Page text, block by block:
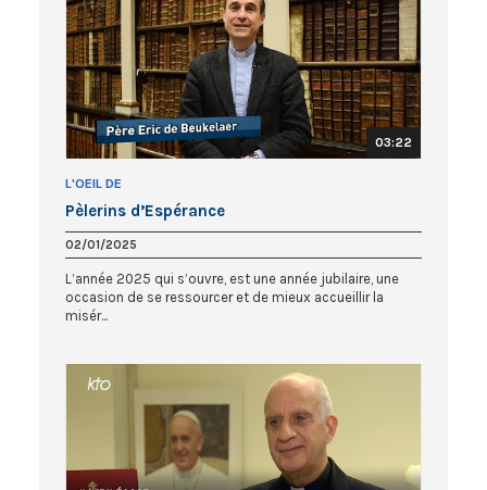
03:22
L'OEIL DE
Pèlerins d’Espérance
02/01/2025
L’année 2025 qui s’ouvre, est une année jubilaire, une
occasion de se ressourcer et de mieux accueillir la
misér...